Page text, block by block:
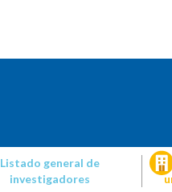
Listado general de
investigadores